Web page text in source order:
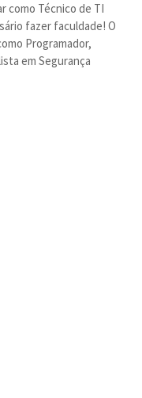
como Técnico de TI
fazer faculdade! O
Programador,
em Segurança